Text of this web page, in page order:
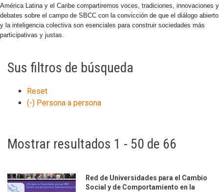
América Latina y el Caribe compartiremos voces, tradiciones, innovaciones y
debates sobre el campo de SBCC con la convicción de que el diálogo abierto
y la inteligencia colectiva son esenciales para construir sociedades más
participativas y justas.
Sus filtros de búsqueda
Reset
(-) Persona a persona
Mostrar resultados 1 - 50 de 66
Red de Universidades para el Cambio
Social y de Comportamiento en la